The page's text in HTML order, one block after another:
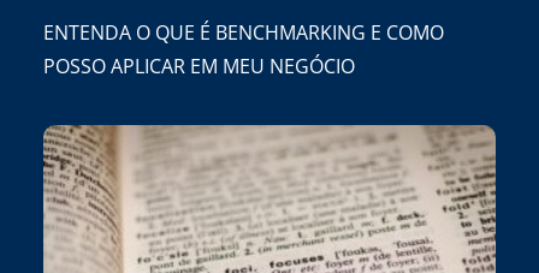
ENTENDA O QUE É BENCHMARKING E COMO
POSSO APLICAR EM MEU NEGÓCIO